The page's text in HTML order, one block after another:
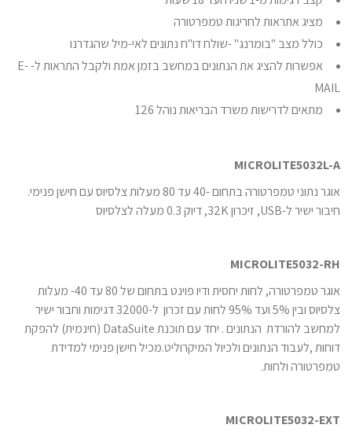
מציג אתראות לחריגות טמפרטורה
כולל מצב "בומרנג" -שולח דו"ח נתונים לאי-מיל שהגדרנו
אפשרות להציג את הנתונים במחשב בזמן אמת ולקבל התראות ל- E-
MAIL
מתאים לדרישות משרד הבריאות נוהל 126
MICROLITE5032L-A
אוגר נתוני טמפרטורה בתחום -40 עד 80 מעלות צלסיוס עם חישן פנימי.
חיבור ישיר ל-USB, זיכרון 32K, דיוק 0.3 מעלה לצלסיוס
MICROLITE5032-RH
אוגר טמפרטורה, לחות יחסית ודיו פוינט בתחום של 80 עד 40- מעלות
צלסיוס ובין 5% ועד 95% לחות עם זכרון ל-32000 דגימות וחבור ישיר
למחשב להורדת הנתונים . יחד עם תוכנת DataSuite (חינמית) להפקת
דוחות ,לעבוד הנתונים ולכיול המיקרוליט.מכיל חישן פנימי למדידת
טמפרטורה ולחות.
MICROLITE5032-EXT